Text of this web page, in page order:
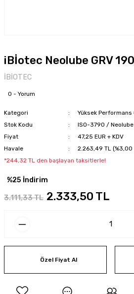
iBİotec Neolube GRV
İBİOTEC
0 - Yorum
Kategori
Yüksek Performans
Stok Kodu
ISO-3790 / Neolube
Fiyat
47,25 EUR + KDV
Havale
2.263,49 TL
*244,32 TL den başlayan taksitlerle!
%25 İndirim
3.111,33 TL 2.333,50 TL
Özel Fiyat Al